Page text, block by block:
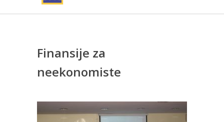
Finansije za
neekonomiste